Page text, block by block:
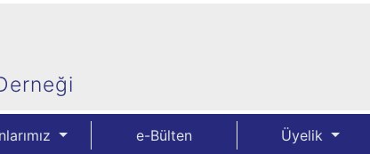
e-Bülten Üyelik